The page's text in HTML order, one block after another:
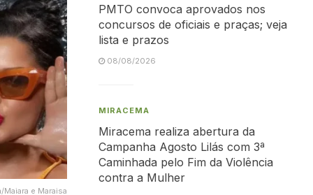
e Maraisa
PMTO convoca aprovados nos
concursos de oficiais e praças; veja
lista e prazos
08/08/2026
MIRACEMA
Miracema realiza abertura da
Campanha Agosto Lilás com 3ª
Caminhada pelo Fim da Violência
contra a Mulher